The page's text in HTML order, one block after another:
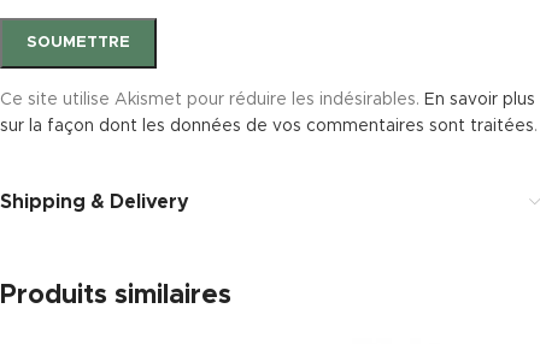
Ce site utilise Akismet pour réduire les indésirables. En savoir plus
sur la façon dont les données de vos commentaires sont traitées.
Shipping & Delivery
Produits similaires